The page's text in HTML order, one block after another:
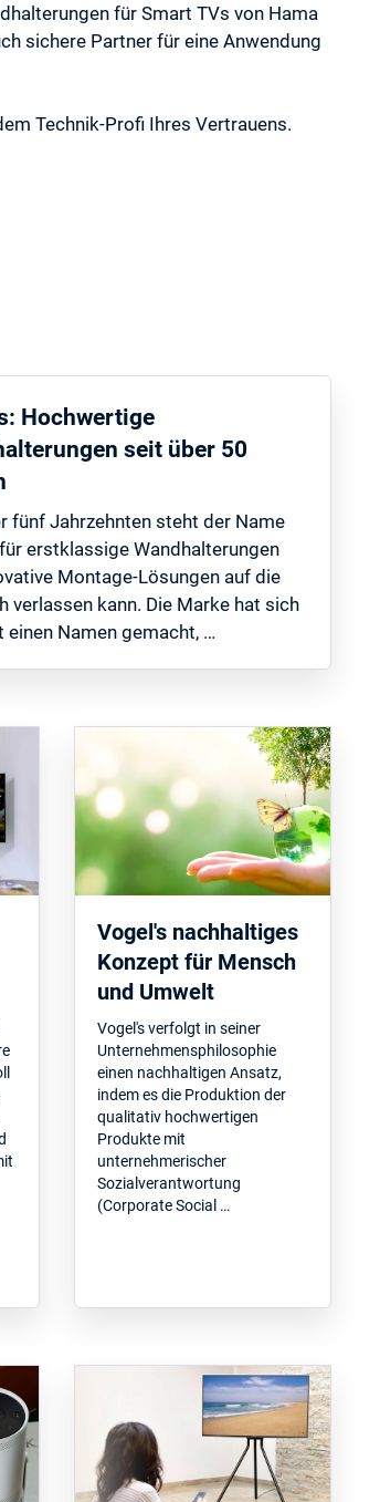
für Smart TVs von Hama
sichere Partner für eine Anwendung
Technik-Profi Ihres Vertrauens.
Hochwertige
seit über 50
fünf Jahrzehnten steht der Name
erstklassige Wandhalterungen
Montage-Lösungen auf die
verlassen kann. Die Marke hat sich
einen Namen gemacht, …
Vogel's nachhaltiges
Konzept für Mensch
und Umwelt
Vogel's verfolgt in seiner
Unternehmensphilosophie
einen nachhaltigen Ansatz,
indem es die Produktion der
qualitativ hochwertigen
Produkte mit
unternehmerischer
Sozialverantwortung
(Corporate Social …